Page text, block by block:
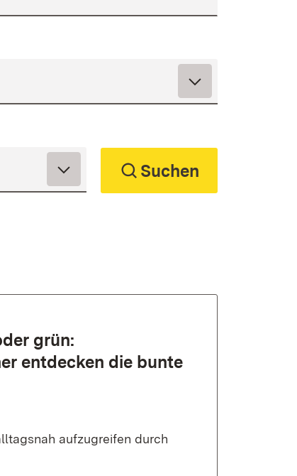
Suchen
grün:
entdecken die bunte
aufzugreifen durch